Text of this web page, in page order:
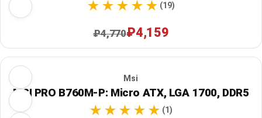
(19)
₽4,770₽4,159
Msi
MSI PRO B760M-P: Micro ATX, LGA 1700, DDR5
(1)